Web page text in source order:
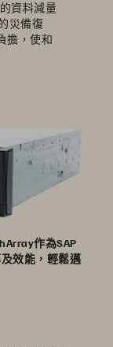
資料減量
災備復
擔，使和
作為SAP
效能，輕鬆邁